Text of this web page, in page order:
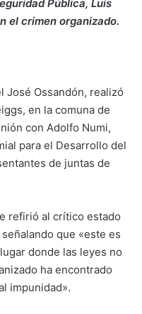
Pública, Luis
el crimen organizado.
José Ossandón, realizó
en la comuna de
con Adolfo Numi,
para el Desarrollo del
de juntas de
refirió al crítico estado
que «este es
donde las leyes no
ha encontrado
impunidad».